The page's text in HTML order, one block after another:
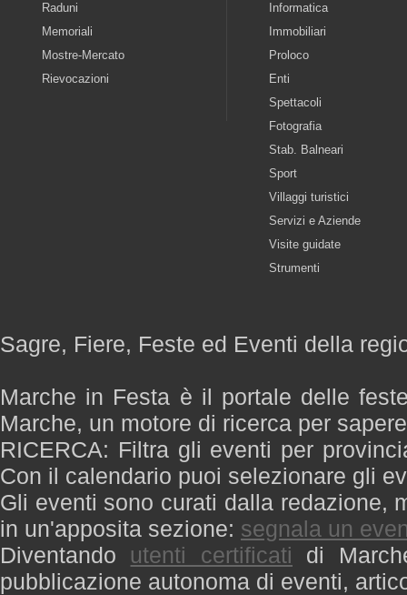
Raduni
Memoriali
Mostre-Mercato
Rievocazioni
Informatica
Immobiliari
Proloco
Enti
Spettacoli
Fotografia
Stab. Balneari
Sport
Villaggi turistici
Servizi e Aziende
Visite guidate
Strumenti
Sagre, Fiere, Feste ed Eventi della
Marche in Festa è il portale delle
Marche, un motore di ricerca per
RICERCA: Filtra gli eventi per
Con il calendario puoi selezionare gli
Gli eventi sono curati dalla redazione,
in un'apposita sezione: segnala un
Diventando utenti certificati di
pubblicazione autonoma di eventi,